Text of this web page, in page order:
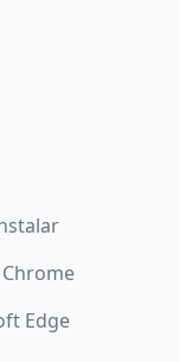
Edge